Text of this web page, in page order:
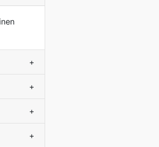
+
+
+
+